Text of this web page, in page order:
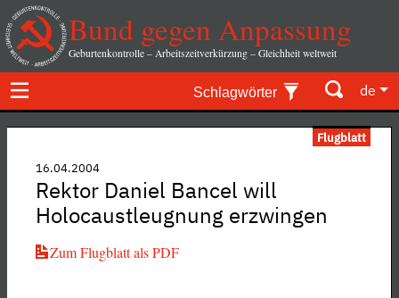
Bund gegen Anpassung
Geburtenkontrolle – Arbeitszeitverkürzung – Gleichheit weltweit
Schlagwörter de
Flugblatt
16.04.2004
Rektor Daniel Bancel will
Holocaustleugnung erzwingen
Zum Flugblatt als PDF